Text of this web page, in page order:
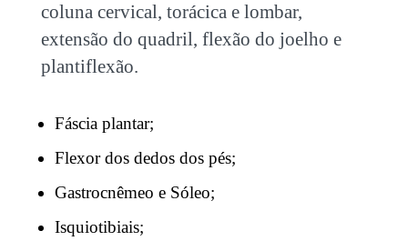
coluna cervical, torácica e lombar,
extensão do quadril, flexão do joelho e
plantiflexão.
Fáscia plantar;
Flexor dos dedos dos pés;
Gastrocnêmeo e Sóleo;
Isquiotibiais;